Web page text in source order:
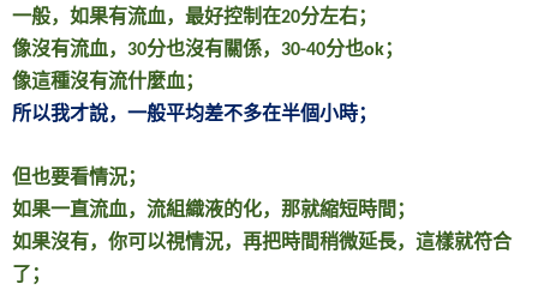
一般，如果有流血，最好控制在20分左右；
像沒有流血，
30分也沒有關係， 30-40分也ok；
像這種沒有流什麼血；
所以我才說，一般平均差不多在半個小時；
但也要看情況；
如果一直流血，流組織液的化，那就縮短時間；
如果沒有，你可以視情況，再把時間稍微延長，這樣就符合
了；